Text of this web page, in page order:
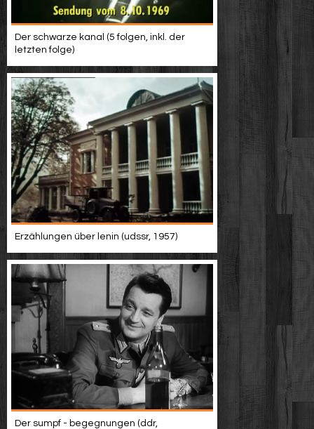
Der schwarze kanal (5 folgen, inkl. der
letzten folge)
Erzählungen über lenin (udssr, 1957)
Der sumpf - begegnungen (ddr,